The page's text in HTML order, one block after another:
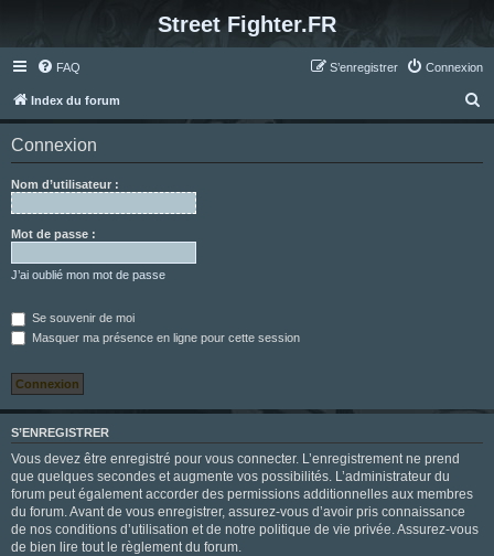
Street Fighter.FR
FAQ Connexion
S’enregistrer
Index du forum
e
Connexion
Nom d’utilisateur :
Mot de passe :
J’ai oublié mon mot de passe
Se souvenir de moi
Masquer ma présence en ligne pour cette session
S’ENREGISTRER
Vous devez être enregistré pour vous connecter. L’enregistrement ne prend
que quelques secondes et augmente vos possibilités. L’administrateur du
forum peut également accorder des permissions additionnelles aux membres
du forum. Avant de vous enregistrer, assurez-vous d’avoir pris connaissance
de nos conditions d’utilisation et de notre politique de vie privée. Assurez-vous
de bien lire tout le règlement du forum.